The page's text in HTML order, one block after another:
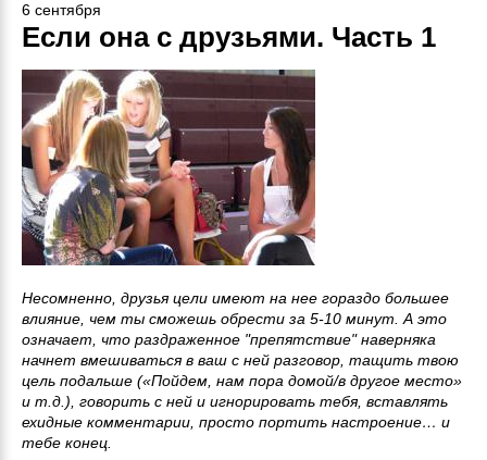
6 сентября
Если она с друзьями. Часть 1
Несомненно, друзья цели имеют на нее гораздо большее
влияние, чем ты сможешь обрести за 5-10 минут. А это
означает, что раздраженное "препятствие" наверняка
начнет вмешиваться в ваш с ней разговор, тащить твою
цель подальше («Пойдем, нам пора домой/в другое место»
и т.д.), говорить с ней и игнорировать тебя, вставлять
ехидные комментарии, просто портить настроение… и
тебе конец.